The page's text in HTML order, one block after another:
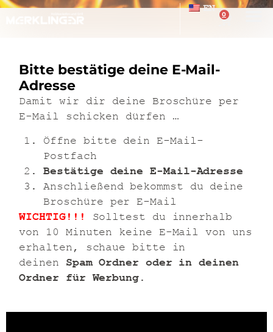
0
EN
Bitte bestätige deine E-Mail-
Adresse
Damit wir dir deine Broschüre per
E-Mail schicken dürfen …
Öffne bitte dein E-Mail-
Postfach
Bestätige deine E-Mail-Adresse
Anschließend bekommst du deine
Broschüre per E-Mail
WICHTIG!!!
Solltest du innerhalb
von 10 Minuten keine E-Mail von uns
erhalten, schaue bitte in
deinen Spam Ordner oder in deinen
Ordner für Werbung.